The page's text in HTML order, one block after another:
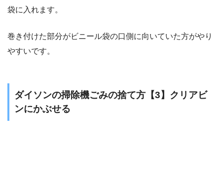
袋に入れます。
巻き付けた部分がビニール袋の口側に向いていた方がやり
やすいです。
ダイソンの掃除機ごみの捨て方【3】クリアビ
ンにかぶせる